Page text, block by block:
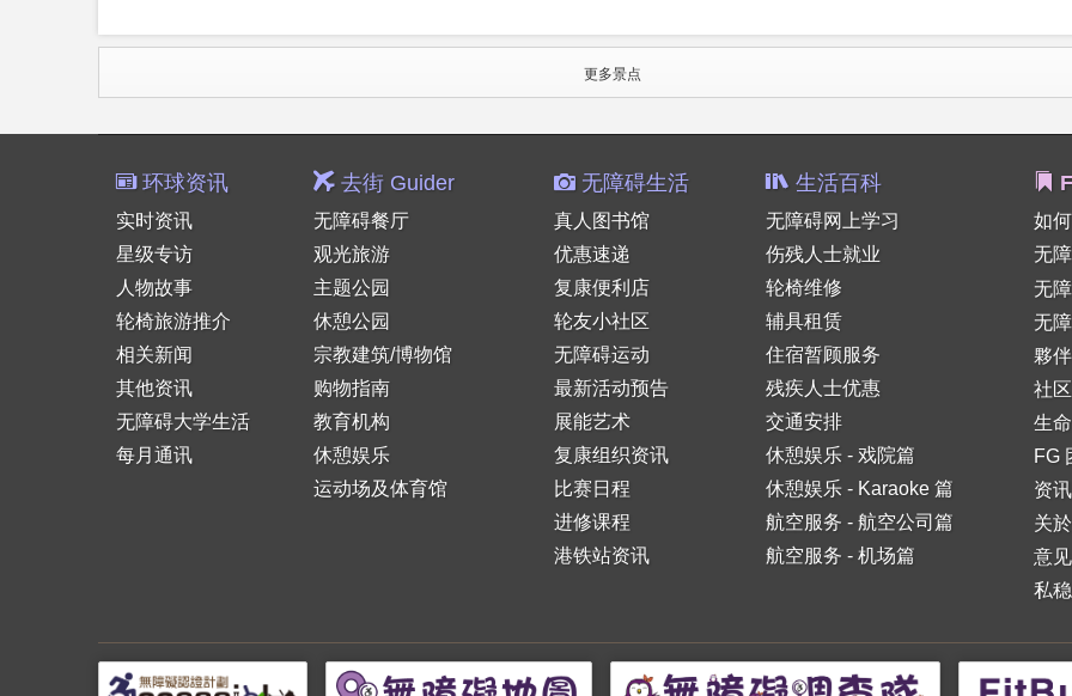
更多景点
环球资讯
实时资讯
星级专访
人物故事
轮椅旅游推介
相关新闻
其他资讯
无障碍大学生活
每月通讯
去街 Guider
无障碍餐厅
观光旅游
主题公园
休憩公园
宗教建筑/博物馆
购物指南
教育机构
休憩娱乐
运动场及体育馆
无障碍生活
真人图书馆
优惠速递
复康便利店
轮友小社区
无障碍运动
最新活动预告
展能艺术
复康组织资讯
比赛日程
进修课程
港铁站资讯
生活百科
无障碍网上学习
伤残人士就业
轮椅维修
辅具租赁
住宿暂顾服务
残疾人士优惠
交通安排
休憩娱乐 - 戏院篇
休憩娱乐 - Karaoke 篇
航空服务 - 航空公司篇
航空服务 - 机场篇
如
无
无
无
夥
社
生
FG
资
关
意
私